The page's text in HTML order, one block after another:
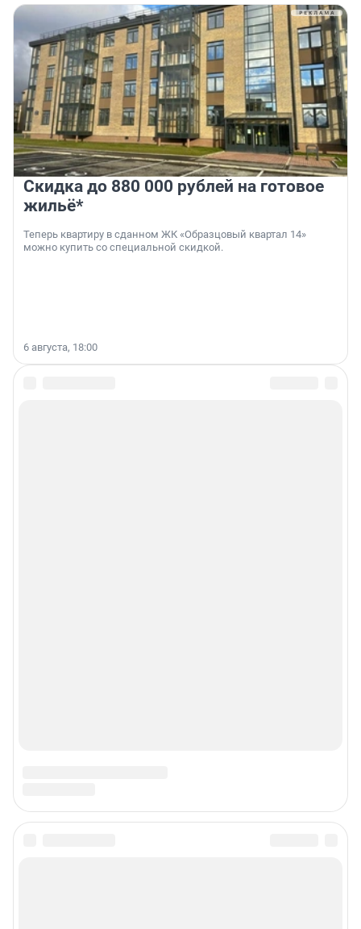
Скидка до 880 000 рублей на готовое
жильё*
Теперь квартиру в сданном ЖК «Образцовый квартал 14»
можно купить со специальной скидкой.
6 августа, 18:00